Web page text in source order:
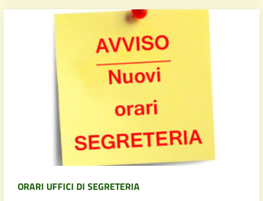
ORARI UFFICI DI SEGRETERIA